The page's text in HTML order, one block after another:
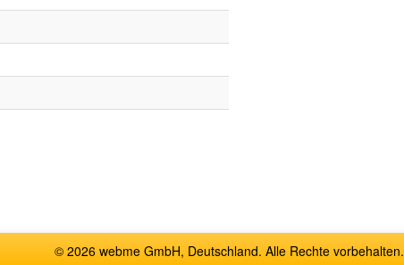
© 2026 webme GmbH, Deutschland. Alle Rechte vorbehalten.